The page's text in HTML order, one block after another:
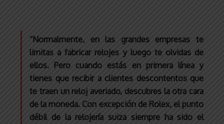
“Normalmente, en las grandes empresas te
limitas a fabricar relojes y luego te olvidas de
ellos. Pero cuando estás en primera línea y
tienes que recibir a clientes descontentos que
te traen un reloj averiado, descubres la otra cara
de la moneda. Con excepción de Rolex, el punto
débil de la relojería suiza siempre ha sido el